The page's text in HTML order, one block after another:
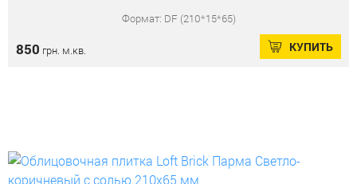
Формат: DF (210*15*65)
850 грн. м.кв. КУПИТЬ